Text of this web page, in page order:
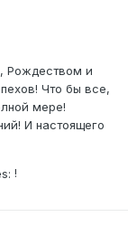
Рождеством и
Что бы все,
мере!
И настоящего
!